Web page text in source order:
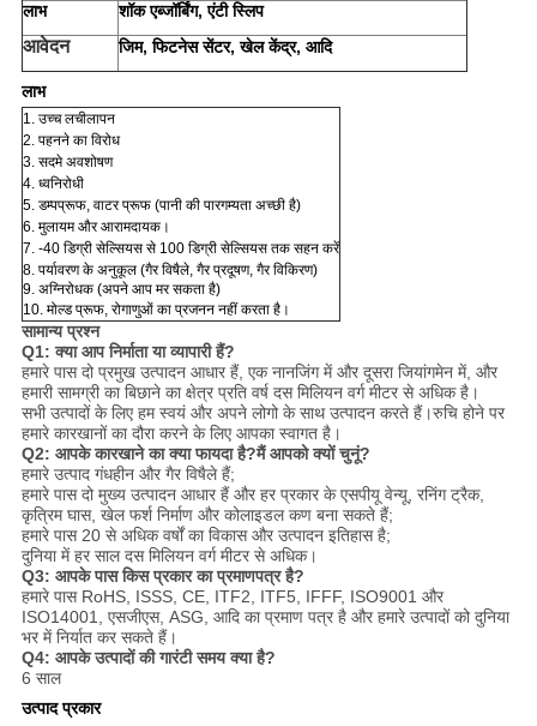
लाभ
शॉक एब्जॉर्बिंग, एंटी स्लिप
आवेदन जिम, फिटनेस सेंटर, खेल केंद्र, आदि
लाभ
1. उच्च लचीलापन
2. पहनने का विरोध
3. सदमे अवशोषण
4. ध्वनिरोधी
5. डम्पप्रूफ, वाटर प्रूफ (पानी की पारगम्यता अच्छी है)
6. मुलायम और आरामदायक।
7. -40 डिग्री सेल्सियस से 100 डिग्री सेल्सियस तक सहन करें
8. पर्यावरण के अनुकूल (गैर विषैले, गैर प्रदूषण, गैर विकिरण)
9. अग्निरोधक (अपने आप मर सकता है)
10. मोल्ड प्रूफ, रोगाणुओं का प्रजनन नहीं करता है।
सामान्य प्रश्न
Q1: क्या आप निर्माता या व्यापारी हैं?
हमारे पास दो प्रमुख उत्पादन आधार हैं, एक नानजिंग में और दूसरा जियांगमेन में, और
हमारी सामग्री का बिछाने का क्षेत्र प्रति वर्ष दस मिलियन वर्ग मीटर से अधिक है।
सभी उत्पादों के लिए हम स्वयं और अपने लोगो के साथ उत्पादन करते हैं।रुचि होने पर
हमारे कारखानों का दौरा करने के लिए आपका स्वागत है।
Q2: आपके कारखाने का क्या फायदा है?मैं आपको क्यों चुनूं?
हमारे उत्पाद गंधहीन और गैर विषैले हैं;
हमारे पास दो मुख्य उत्पादन आधार हैं और हर प्रकार के एसपीयू वेन्यू, रनिंग ट्रैक,
कृत्रिम घास, खेल फर्श निर्माण और कोलाइडल कण बना सकते हैं;
हमारे पास 20 से अधिक वर्षों का विकास और उत्पादन इतिहास है;
दुनिया में हर साल दस मिलियन वर्ग मीटर से अधिक।
Q3: आपके पास किस प्रकार का प्रमाणपत्र है?
हमारे पास RoHS, ISSS, CE, ITF2, ITF5, IFFF, ISO9001 और
ISO14001, एसजीएस, ASG, आदि का प्रमाण पत्र है और हमारे उत्पादों को दुनिया
भर में निर्यात कर सकते हैं।
Q4: आपके उत्पादों की गारंटी समय क्या है?
6 साल
उत्पाद प्रकार